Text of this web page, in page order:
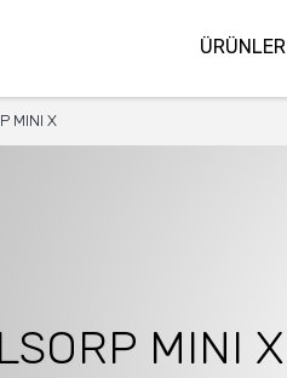
ÜRÜNLER
MINI X
MINI X